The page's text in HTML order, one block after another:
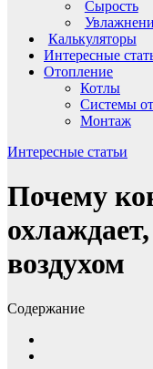
Сырость
Калькуляторы
Интересные
Отопление
Котлы
Системы
Монтаж
Интересные статьи
Почему
воздухом
Содержание